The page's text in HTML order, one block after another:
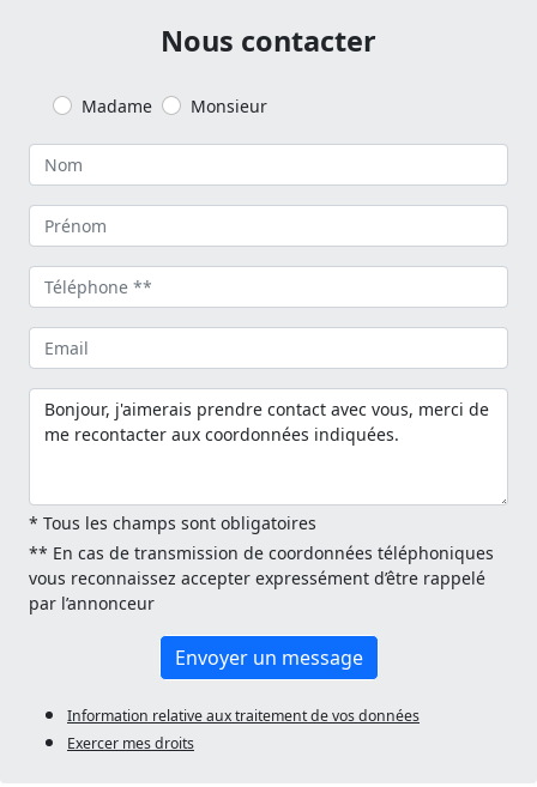
Nous contacter
Madame Monsieur
* Tous les champs sont obligatoires
** En cas de transmission de coordonnées téléphoniques
vous reconnaissez accepter expressément d’être rappelé
par l’annonceur
Envoyer un message
Information relative aux traitement de vos données
Exercer mes droits